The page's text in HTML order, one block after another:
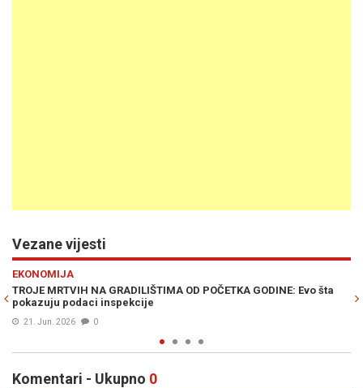
Vezane vijesti
POČETKA GODINE: Evo šta
BIH KAO VELIKO GRADILIŠTE:
godini trajno promijeniti način na
Komentari - Ukupno 0